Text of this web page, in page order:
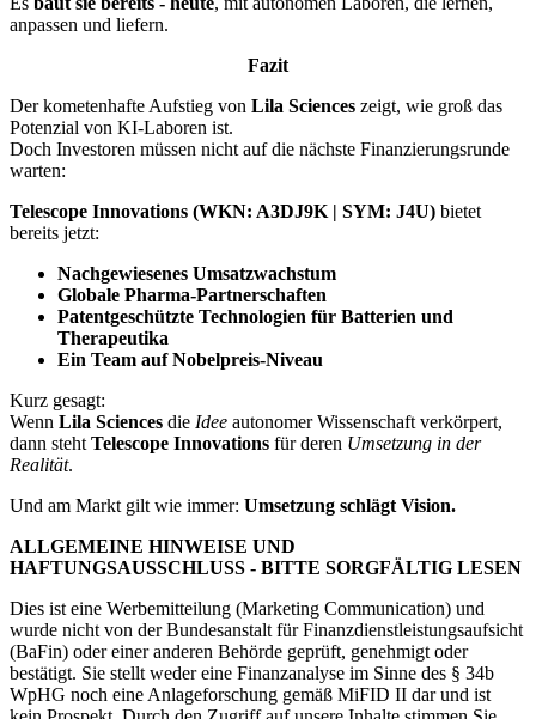
anpassen und liefern.
Fazit
Der kometenhafte Aufstieg von Lila Sciences zeigt, wie groß das
Potenzial von KI-Laboren ist.
Doch Investoren müssen nicht auf die nächste Finanzierungsrunde
warten:
Telescope Innovations (WKN: A3DJ9K | SYM: J4U) bietet
bereits jetzt:
Nachgewiesenes Umsatzwachstum
Globale Pharma-Partnerschaften
Patentgeschützte Technologien für Batterien und
Therapeutika
Ein Team auf Nobelpreis-Niveau
Kurz gesagt:
Wenn Lila Sciences die Idee autonomer Wissenschaft verkörpert,
dann steht Telescope Innovations für deren Umsetzung in der
Realität.
Und am Markt gilt wie immer: Umsetzung schlägt Vision.
ALLGEMEINE HINWEISE UND
HAFTUNGSAUSSCHLUSS - BITTE SORGFÄLTIG LESEN
Dies ist eine Werbemitteilung (Marketing Communication) und
wurde nicht von der Bundesanstalt für Finanzdienstleistungsaufsicht
(BaFin) oder einer anderen Behörde geprüft, genehmigt oder
bestätigt. Sie stellt weder eine Finanzanalyse im Sinne des § 34b
WpHG noch eine Anlageforschung gemäß MiFID II dar und ist